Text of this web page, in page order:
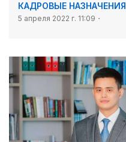
КАДРОВЫЕ НАЗНАЧЕНИЯ
5 апреля 2022 г. 11:09